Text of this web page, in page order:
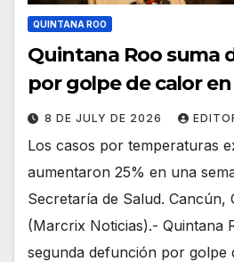
QUINTANA ROO
Quintana Roo suma
por golpe de calor
8 DE JULY DE 2026
Los casos por temperaturas
aumentaron 25% en una
Secretaría de Salud. Cancún,
(Marcrix Noticias).- Quintana
segunda defunción por golpe